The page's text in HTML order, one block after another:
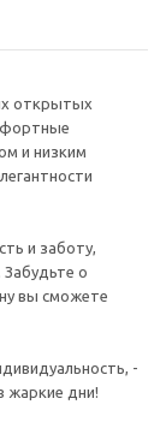
открытых
и низким
и заботу,
Забудьте о
вы сможете
-
жаркие дни!